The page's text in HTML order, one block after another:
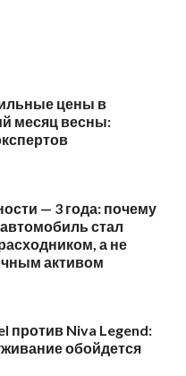
цены в
месяц весны:
— 3 года: почему
стал
а не
активом
против Niva Legend:
обойдется